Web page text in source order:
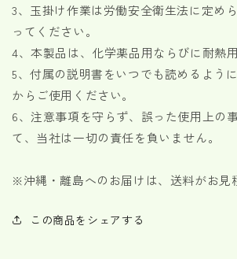
3、玉掛け作業は労働安全衛生法に定め
ってください。
4、本製品は、化学薬品用ならびに耐熱
5、付属の説明書をいつでも読めるよう
からご使用ください。
6、注意事項を守らず、誤った使用上の
て、当社は一切の責任を負いません。
※沖縄・離島へのお届けは、送料がお見
この商品をシェアする